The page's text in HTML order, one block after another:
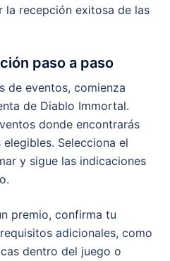
la recepción exitosa de las
paso a paso
de eventos, comienza
de Diablo Immortal.
donde encontrarás
Selecciona el
y sigue las indicaciones
premio, confirma tu
adicionales, como
dentro del juego o